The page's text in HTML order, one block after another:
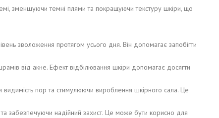
зменшуючи темні плями та покращуючи текстуру шкіри, що
зволоження протягом усього дня. Він допомагає запобігти
від акне. Ефект відбілювання шкіри допомагає досягти
видимість пор та стимулюючи вироблення шкірного сала. Це
забезпечуючи надійний захист. Це може бути корисно для